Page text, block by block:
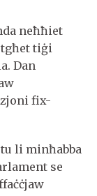
neħħiet
tiġi
Dan
fix-
li minħabba
se